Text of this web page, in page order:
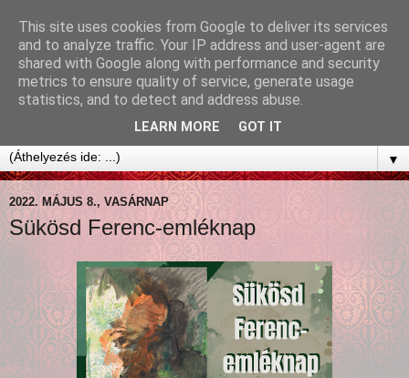
▼
2022. MÁJUS 8., VASÁRNAP
Sükösd Ferenc-emléknap
This site uses cookies from Google to deliver its services
and to analyze traffic. Your IP address and user-agent are
shared with Google along with performance and security
metrics to ensure quality of service, generate usage
statistics, and to detect and address abuse.
LEARN MORE GOT IT